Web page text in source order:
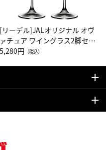
[リーデル]JALオリジナル オヴ
ァチュア ワイングラス2脚セッ
ト（レッドワイン）
5,280円 （税込）